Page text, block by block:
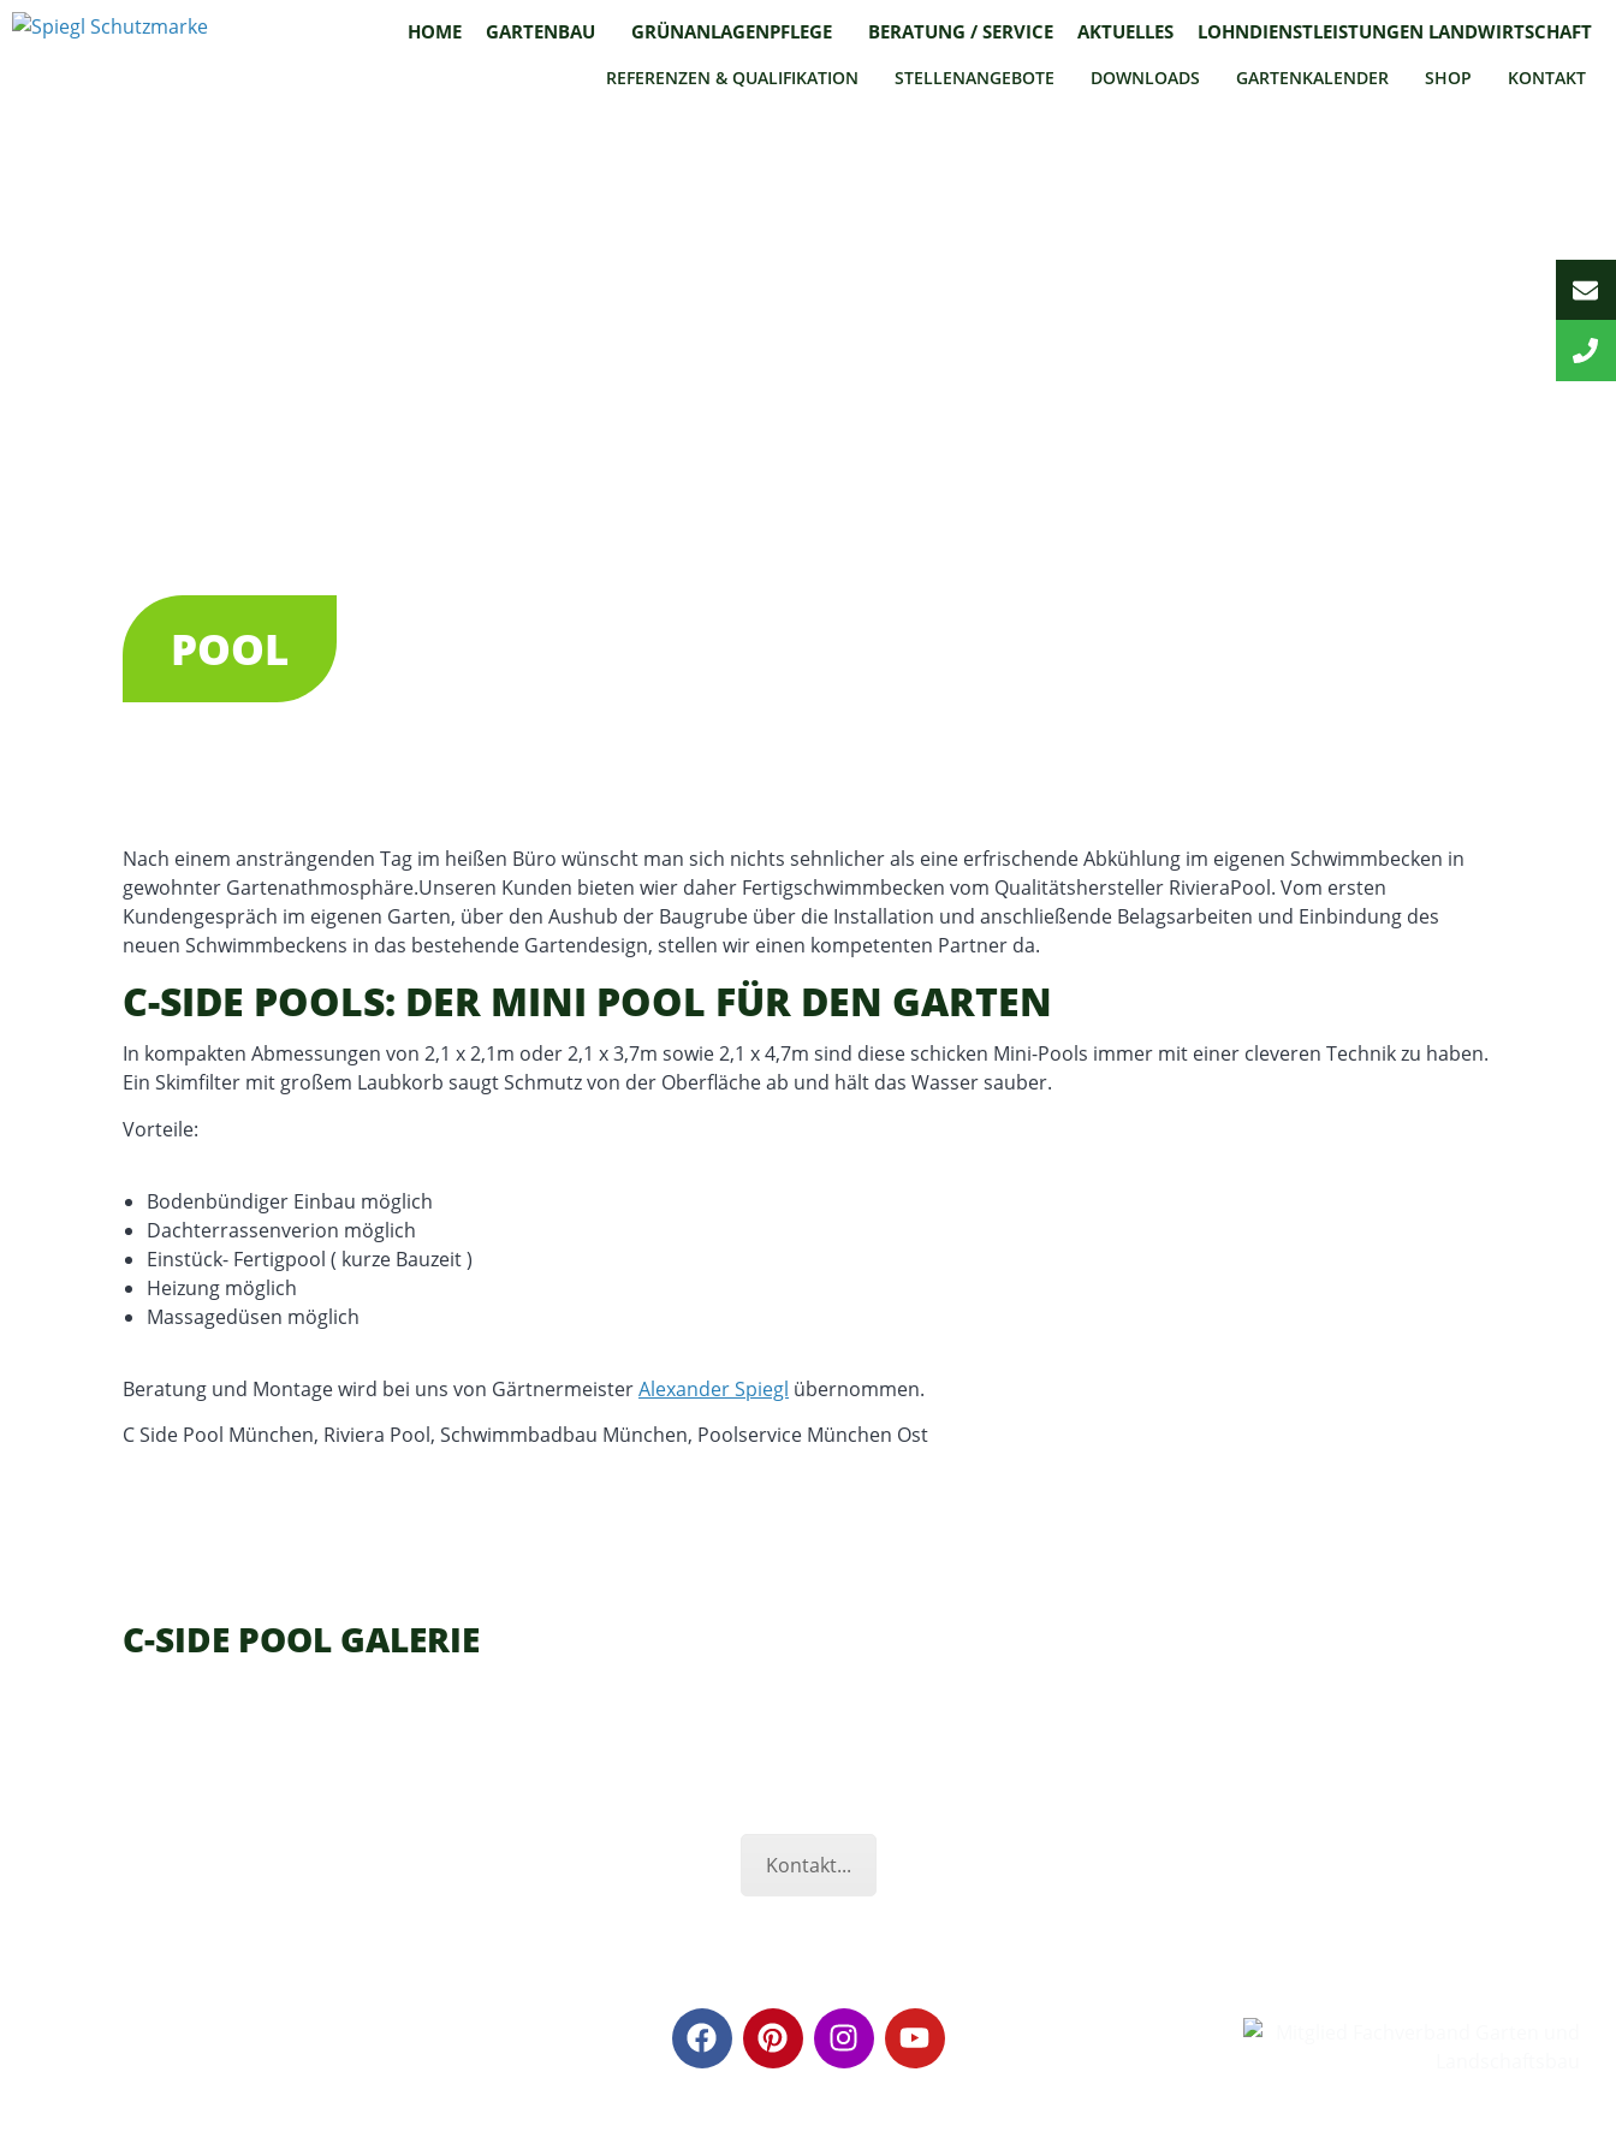
HOME GARTENBAU GRÜNANLAGENPFLEGE BERATUNG / SERVICE AKTUELLES LOHNDIENSTLEISTUNGEN LANDWIRTSCHAFT
REFERENZEN & QUALIFIKATION STELLENANGEBOTE DOWNLOADS GARTENKALENDER SHOP KONTAKT
POOL
Nach einem ansträngenden Tag im heißen Büro wünscht man sich nichts sehnlicher als eine erfrischende Abkühlung im eigenen Schwimmbecken in
gewohnter Gartenathmosphäre.Unseren Kunden bieten wier daher Fertigschwimmbecken vom Qualitätshersteller RivieraPool. Vom ersten
Kundengespräch im eigenen Garten, über den Aushub der Baugrube über die Installation und anschließende Belagsarbeiten und Einbindung des
neuen Schwimmbeckens in das bestehende Gartendesign, stellen wir einen kompetenten Partner da.
C-SIDE POOLS: DER MINI POOL FÜR DEN GARTEN
In kompakten Abmessungen von 2,1 x 2,1m oder 2,1 x 3,7m sowie 2,1 x 4,7m sind diese schicken Mini-Pools immer mit einer cleveren Technik zu haben.
Ein Skimfilter mit großem Laubkorb saugt Schmutz von der Oberfläche ab und hält das Wasser sauber.
Vorteile:
Bodenbündiger Einbau möglich
Dachterrassenverion möglich
Einstück- Fertigpool ( kurze Bauzeit )
Heizung möglich
Massagedüsen möglich
Beratung und Montage wird bei uns von GärtnermeisterAlexander Spiegl übernommen.
C Side Pool München, Riviera Pool, Schwimmbadbau München, Poolservice München Ost
C-SIDE POOL GALERIE
Kontakt...